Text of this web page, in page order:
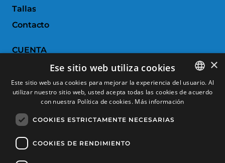
Tallas
Contacto
CUENTA
Historial de pedidos
Devoluciones
Productos favoritos
Comparar productos
SERVICIO AL CLIENTE
SPANISH
×
Ese sitio web utiliza cookies
Este sitio web usa cookies para mejorar la experiencia del usuario. Al
utilizar nuestro sitio web, usted acepta todas las cookies de acuerdo
con nuestra Política de cookies. Más información
COOKIES ESTRICTAMENTE NECESARIAS
COOKIES DE RENDIMIENTO